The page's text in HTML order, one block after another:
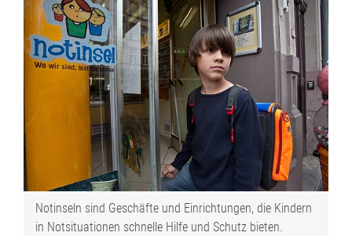
Notinseln sind Geschäfte und Einrichtungen, die Kindern
in Notsituationen schnelle Hilfe und Schutz bieten.